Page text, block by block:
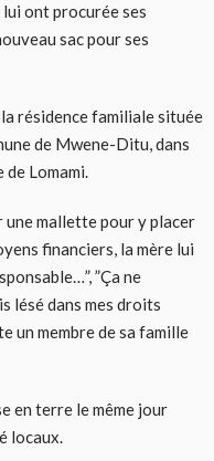
ont procurée ses
sac pour ses
résidence familiale située
de Mwene-Ditu, dans
Lomami.
une mallette pour y placer
financiers, la mère lui
”Ça ne
lésé dans mes droits
un membre de sa famille
en terre le même jour
locaux.